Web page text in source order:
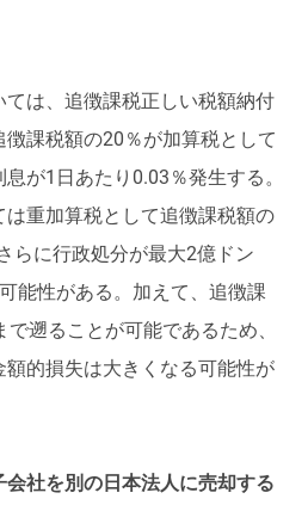
は、追徴課税正しい税額納付
課税額の20％が加算税として
が1日あたり0.03％発生する。
重加算税として追徴課税額の
らに行政処分が最大2億ドン
能性がある。加えて、追徴課
遡ることが可能であるため、
的損失は大きくなる可能性が
社を別の日本法人に売却する